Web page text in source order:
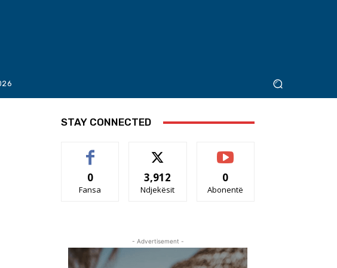
STAY CONNECTED
0
Fansa
3,912
Ndjekësit
0
Abonentë
- Advertisement -